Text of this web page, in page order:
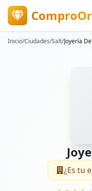
Inicio/Ciudades/Salt/Joyería
¿Es tu